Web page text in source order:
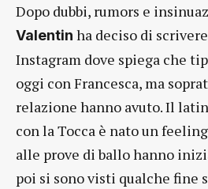
Dopo dubbi, rumors e
Valentin ha deciso di
Instagram dove spiega che
oggi con Francesca, ma
relazione hanno avuto. Il
con la Tocca è nato un
alle prove di ballo hanno
poi si sono visti qualche fine